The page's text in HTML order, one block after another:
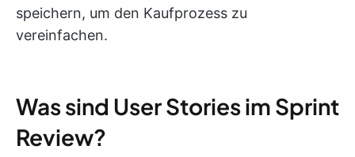
speichern, um den Kaufprozess zu
vereinfachen.
Was sind User Stories im Sprint
Review?